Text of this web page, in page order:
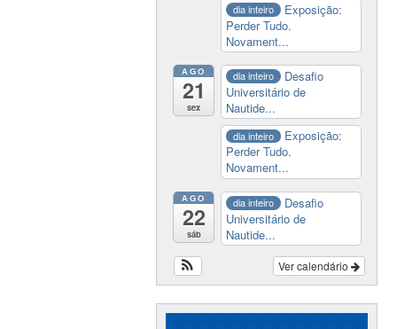
dia inteiro
Exposição:
Perder Tudo.
Novament...
AGO
21
sex
dia inteiro
Desafio
Universitário de
Nautide...
dia inteiro
Exposição:
Perder Tudo.
Novament...
AGO
22
sáb
dia inteiro
Desafio
Universitário de
Nautide...
Ver calendário